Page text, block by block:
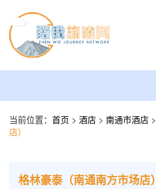
当前位置： 首页 > 酒店 > 南通市酒店 >
店）
格林豪泰（南通南方市场店）